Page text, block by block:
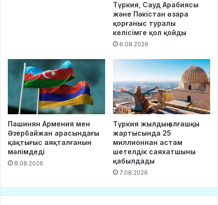
Түркия, Сауд Арабиясы
және Пәкістан өзара
қорғаныс туралы
келісімге қол қойды
8.08.2026
Пашинян Армения мен
Әзербайжан арасындағы
қақтығыс аяқталғанын
мәлімдеді
8.08.2026
Түркия жылдың алғашқы
жартысында 25
миллионнан астам
шетелдік саяхатшыны
қабылдады
7.08.2026